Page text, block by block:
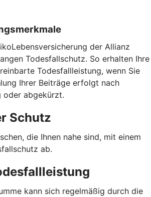
der Allianz
Todesfallschutz. So erhalten Ihre
Todesfallleistung, wenn Sie
Ihrer Beiträge erfolgt nach
oder abgekürzt.
Schutz
die Ihnen nahe sind, mit einem
ab.
kann sich regelmäßig durch die